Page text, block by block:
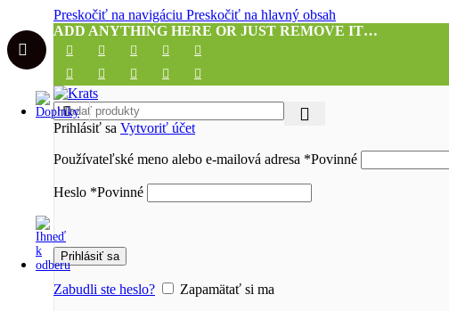
Preskočiť na navigáciu Preskočiť na hlavný obsah
ADD ANYTHING HERE OR JUST REMOVE IT…
Prihlásiť sa Vytvoriť účet
Používateľské meno alebo e-mailová adresa *Povinné
Heslo *Povinné
Prihlásiť sa
Zabudli ste heslo?
Zapamätať si ma